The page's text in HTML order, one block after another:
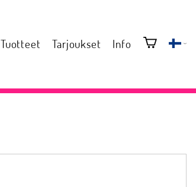
Tuotteet Tarjoukset Info